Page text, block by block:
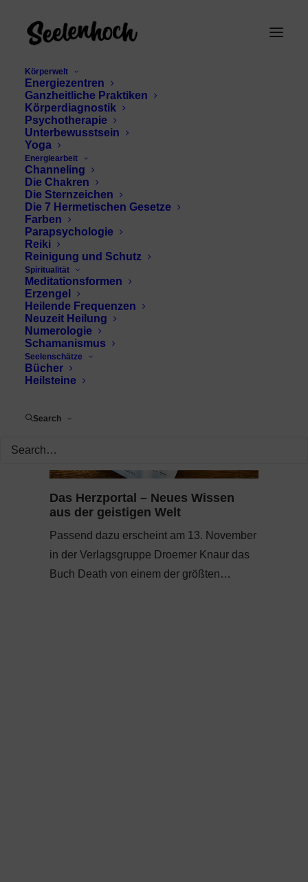
Körperwelt
Energiezentren
Ganzheitliche Praktiken
Körperdiagnostik
Psychotherapie
Unterbewusstsein
Yoga
Energiearbeit
Channeling
Die Chakren
Die Sternzeichen
Die 7 Hermetischen Gesetze
Farben
Parapsychologie
Reiki
Reinigung und Schutz
Spiritualität
Meditationsformen
Erzengel
Heilende Frequenzen
Neuzeit Heilung
Numerologie
Schamanismus
Seelenschätze
Bücher
Heilsteine
Search
Spiritualität Alltag
Das Herzportal – Neues Wissen
aus der geistigen Welt
Passend dazu erscheint am 13. November
in der Verlagsgruppe Droemer Knaur das
Buch Death von einem der größten…